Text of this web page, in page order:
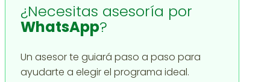
¿Necesitas asesoría por
WhatsApp?
Un asesor te guiará paso a paso para
ayudarte a elegir el programa ideal.